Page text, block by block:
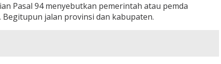
Pasal 94 menyebutkan pemerintah atau pemda
jalan provinsi dan kabupaten.